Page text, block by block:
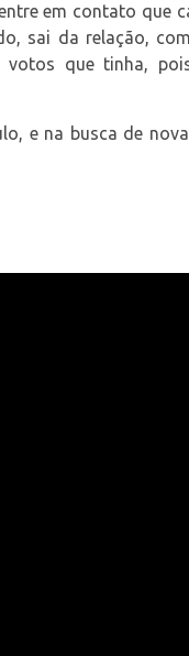
em contato que
sai da relação,
que tinha,
e na busca de